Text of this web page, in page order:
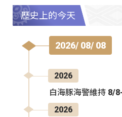
歷史上的今天
2026/ 08/ 08
2026
白海豚海警維持 8/
2026